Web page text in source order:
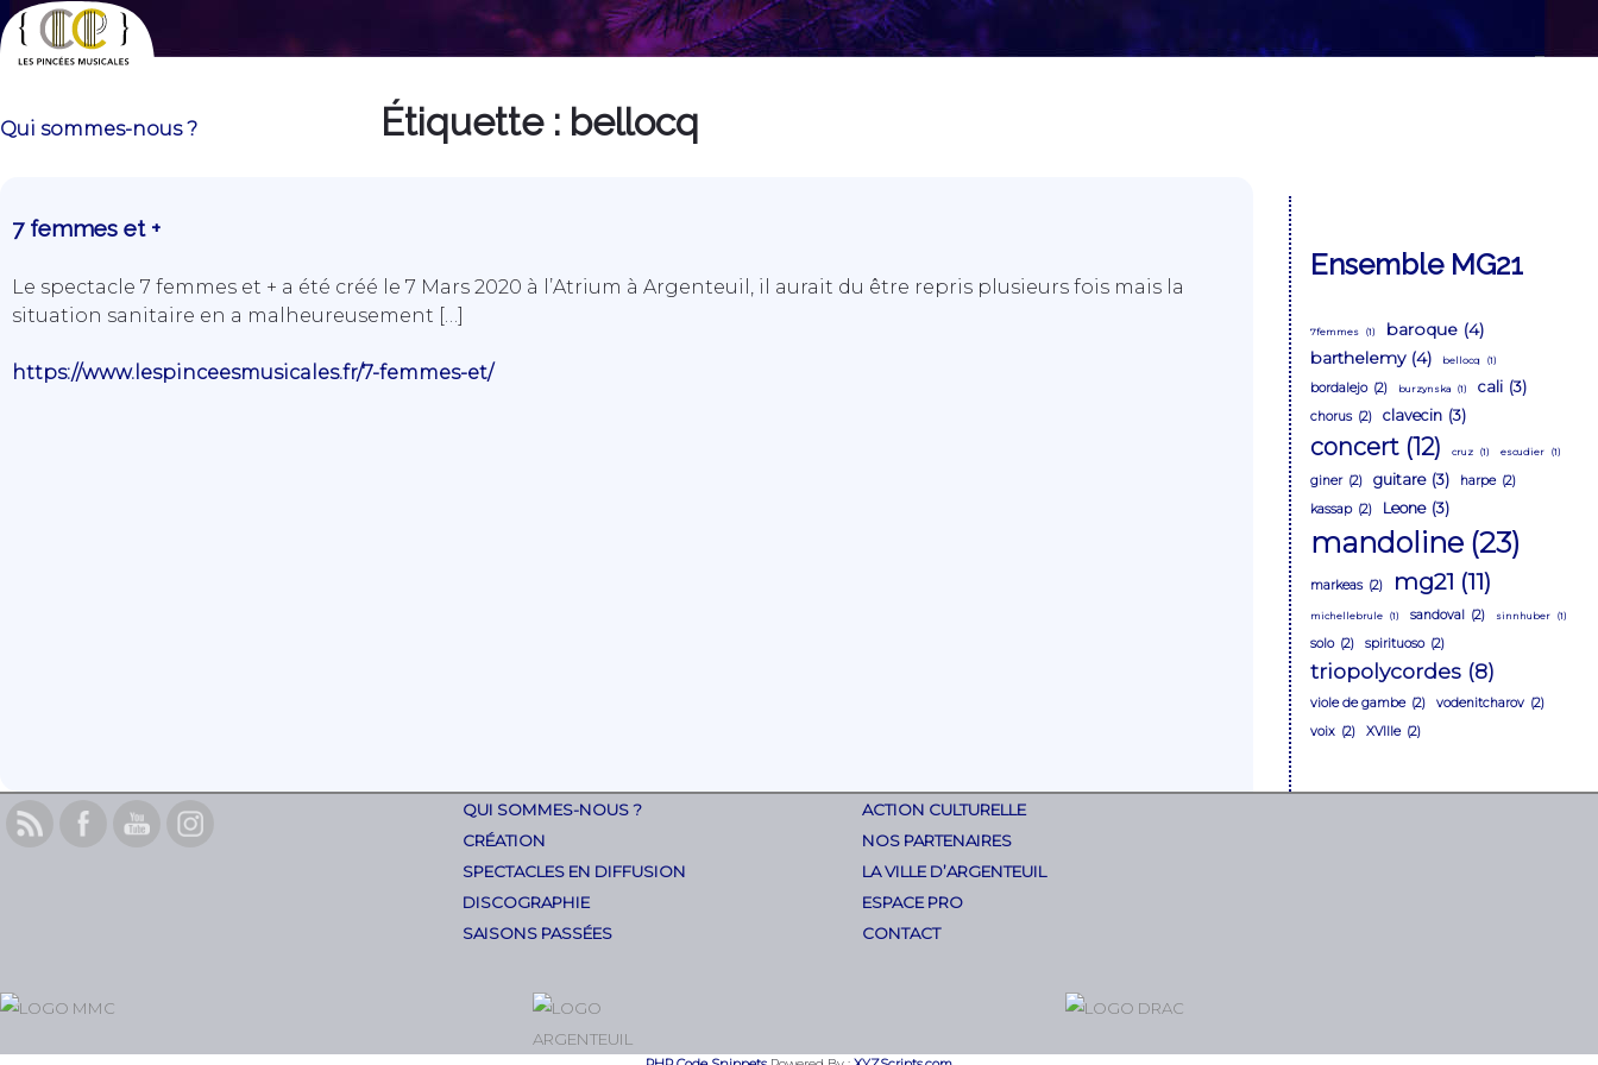
Skip
to
content
Qui sommes-nous ? Étiquette : bellocq
7 femmes et +
Le spectacle 7 femmes et + a été créé le 7 Mars 2020 à l’Atrium à Argenteuil, il aurait du être repris plusieurs fois mais la
situation sanitaire en a malheureusement […]
https://www.lespinceesmusicales.fr/7-femmes-et/
Ensemble MG21
7femmes (1) baroque (4)
barthelemy (4) bellocq (1)
bordalejo (2) burzynska (1) cali (3)
chorus (2) clavecin (3)
concert (12) cruz (1) escudier (1)
giner (2) guitare (3) harpe (2)
kassap (2) Leone (3)
mandoline (23)
markeas (2) mg21 (11)
michellebrule (1) sandoval (2) sinnhuber (1)
solo (2) spirituoso (2)
triopolycordes (8)
viole de gambe (2) vodenitcharov (2)
voix (2) XVIIIe (2)
QUI SOMMES-NOUS ?
CRÉATION
SPECTACLES EN DIFFUSION
DISCOGRAPHIE
SAISONS PASSÉES
ACTION CULTURELLE
NOS PARTENAIRES
LA VILLE D’ARGENTEUIL
ESPACE PRO
CONTACT